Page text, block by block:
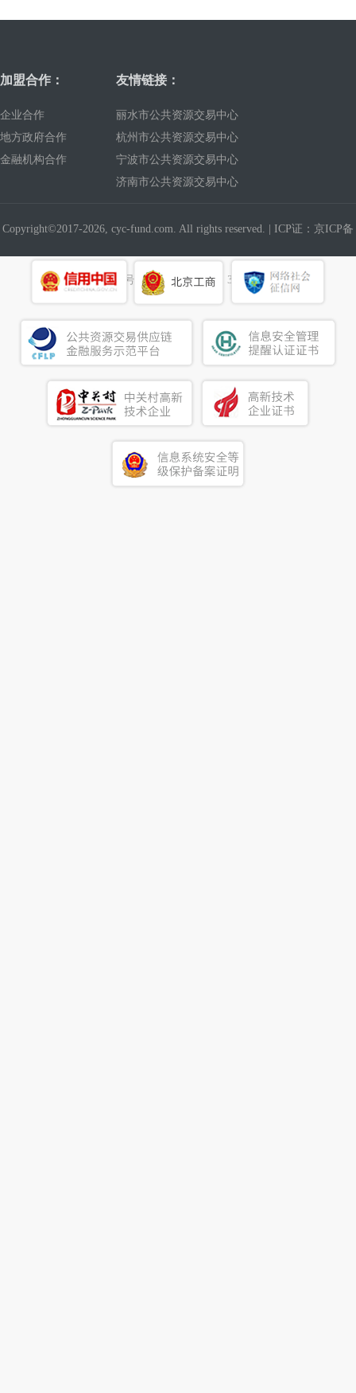
加盟合作：
企业合作
地方政府合作
金融机构合作
友情链接：
丽水市公共资源交易中心
杭州市公共资源交易中心
宁波市公共资源交易中心
济南市公共资源交易中心
Copyright©2017-2026, cyc-fund.com. All rights reserved. | ICP证：京ICP备
19016327号 建议使用浏览器：360浏览器